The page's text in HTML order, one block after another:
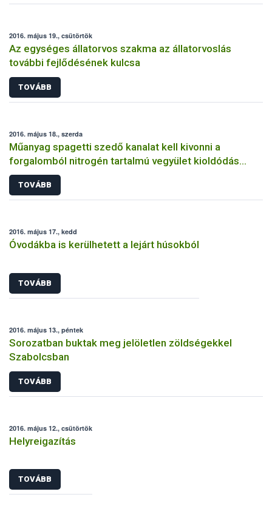
2016. május 19., csütörtök
Az egységes állatorvos szakma az állatorvoslás
további fejlődésének kulcsa
TOVÁBB
2016. május 18., szerda
Műanyag spagetti szedő kanalat kell kivonni a
forgalomból nitrogén tartalmú vegyület kioldódás
miatt
TOVÁBB
2016. május 17., kedd
Óvodákba is kerülhetett a lejárt húsokból
TOVÁBB
2016. május 13., péntek
Sorozatban buktak meg jelöletlen zöldségekkel
Szabolcsban
TOVÁBB
2016. május 12., csütörtök
Helyreigazítás
TOVÁBB